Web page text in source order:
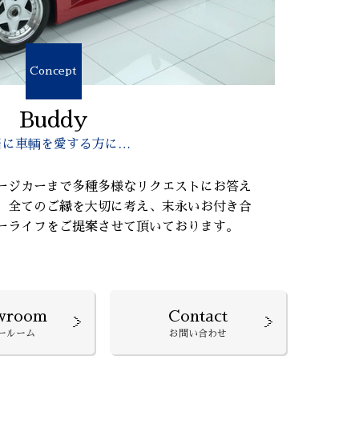
Concept
Buddy
に車輌を愛する方に…
ジカーまで多種多様なリクエストにお答え
全てのご縁を大切に考え、末永いお付き合
ライフをご提案させて頂いております。
ルーム
Contact
お問い合わせ